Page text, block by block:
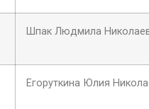
Шпак Людмила
Егоруткина Юлия